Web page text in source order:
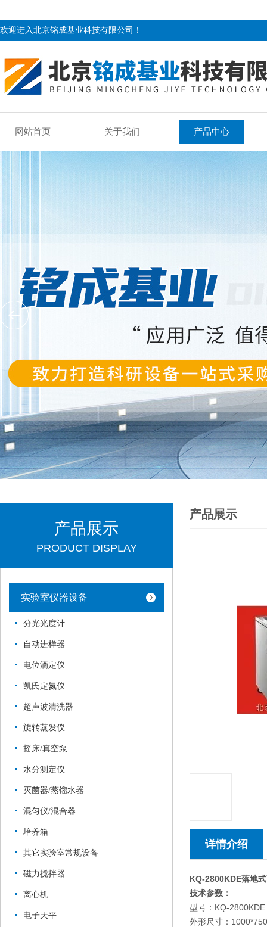
欢迎进入北京铭成基业科技有限公司！
网站首页 关于我们 产品中心
产品展示
PRODUCT DISPLAY
实验室仪器设备
分光光度计
自动进样器
电位滴定仪
凯氏定氮仪
超声波清洗器
旋转蒸发仪
摇床/真空泵
水分测定仪
灭菌器/蒸馏水器
混匀仪/混合器
培养箱
其它实验室常规设备
磁力搅拌器
离心机
电子天平
产品展示
详情介绍
KQ-2800KDE落地
技术参数：
型号：KQ-2800KDE
外形尺寸：